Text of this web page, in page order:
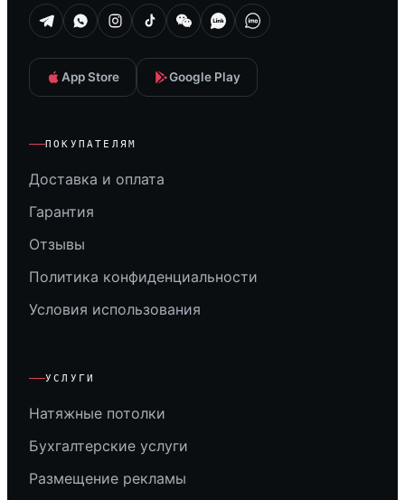
App Store Google Play
ПОКУПАТЕЛЯМ
Доставка и оплата
Гарантия
Отзывы
Политика конфиденциальности
Условия использования
УСЛУГИ
Натяжные потолки
Бухгалтерские услуги
Размещение рекламы